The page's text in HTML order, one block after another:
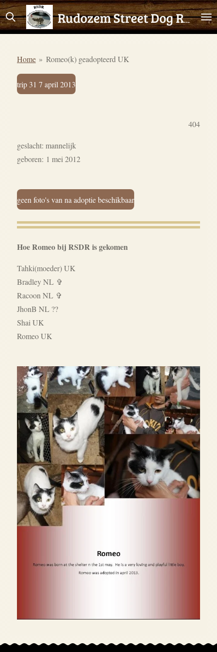
Ga
direct
hoofdinhoud
Rudozem Street Dog Rescue
Home » Romeo(k) geadopteerd UK
trip 31 7 april 2013
404
geslacht: mannelijk
geboren: 1 mei 2012
geen foto's van na adoptie beschikbaar
Hoe Romeo bij RSDR is gekomen
Tahki(moeder) UK
Bradley NL ✞
Racoon NL ✞
JhonB NL ??
Shai UK
Romeo UK